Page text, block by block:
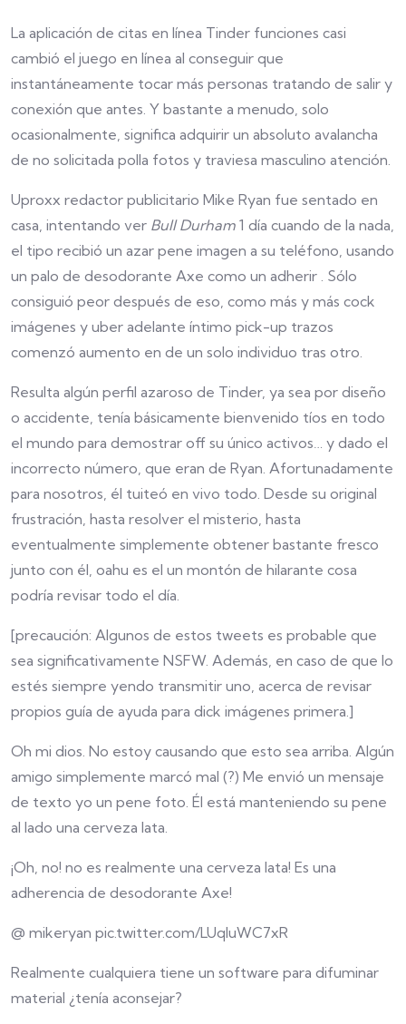
La aplicación de citas en línea Tinder funciones casi
cambió el juego en línea al conseguir que
instantáneamente tocar más personas tratando de salir y
conexión que antes. Y bastante a menudo, solo
ocasionalmente, significa adquirir un absoluto avalancha
de no solicitada polla fotos y traviesa masculino atención.
Uproxx redactor publicitario Mike Ryan fue sentado en
casa, intentando ver Bull Durham 1 día cuando de la nada,
el tipo recibió un azar pene imagen a su teléfono, usando
un palo de desodorante Axe como un adherir . Sólo
consiguió peor después de eso, como más y más cock
imágenes y uber adelante íntimo pick-up trazos
comenzó aumento en de un solo individuo tras otro.
Resulta algún perfil azaroso de Tinder, ya sea por diseño
o accidente, tenía básicamente bienvenido tíos en todo
el mundo para demostrar off su único activos… y dado el
incorrecto número, que eran de Ryan. Afortunadamente
para nosotros, él tuiteó en vivo todo. Desde su original
frustración, hasta resolver el misterio, hasta
eventualmente simplemente obtener bastante fresco
junto con él, oahu es el un montón de hilarante cosa
podría revisar todo el día.
[precaución: Algunos de estos tweets es probable que
sea significativamente NSFW. Además, en caso de que lo
estés siempre yendo transmitir uno, acerca de revisar
propios guía de ayuda para dick imágenes primera.]
Oh mi dios. No estoy causando que esto sea arriba. Algún
amigo simplemente marcó mal (?) Me envió un mensaje
de texto yo un pene foto. Él está manteniendo su pene
al lado una cerveza lata.
¡Oh, no! no es realmente una cerveza lata! Es una
adherencia de desodorante Axe!
​​@ mikeryan pic.twitter.com/LUqIuWC7xR
Realmente cualquiera tiene un software para difuminar
material ¿tenía aconsejar?